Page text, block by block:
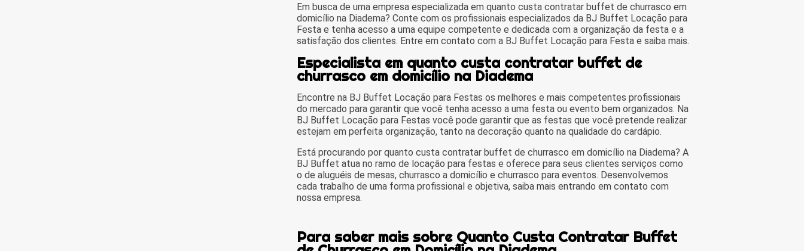
Em busca de uma empresa especializada em quanto custa contratar buffet de churrasco em
domicílio na Diadema? Conte com os profissionais especializados da BJ Buffet Locação para
Festa e tenha acesso a uma equipe competente e dedicada com a organização da festa e a
satisfação dos clientes. Entre em contato com a BJ Buffet Locação para Festa e saiba mais.
Especialista em quanto custa contratar buffet de
churrasco em domicílio na Diadema
Encontre na BJ Buffet Locação para Festas os melhores e mais competentes profissionais
do mercado para garantir que você tenha acesso a uma festa ou evento bem organizados. Na
BJ Buffet Locação para Festas você pode garantir que as festas que você pretende realizar
estejam em perfeita organização, tanto na decoração quanto na qualidade do cardápio.
Está procurando por quanto custa contratar buffet de churrasco em domicílio na Diadema? A
BJ Buffet atua no ramo de locação para festas e oferece para seus clientes serviços como
o de aluguéis de mesas, churrasco a domicílio e churrasco para eventos. Desenvolvemos
cada trabalho de uma forma profissional e objetiva, saiba mais entrando em contato com
nossa empresa.
Para saber mais sobre Quanto Custa Contratar Buffet